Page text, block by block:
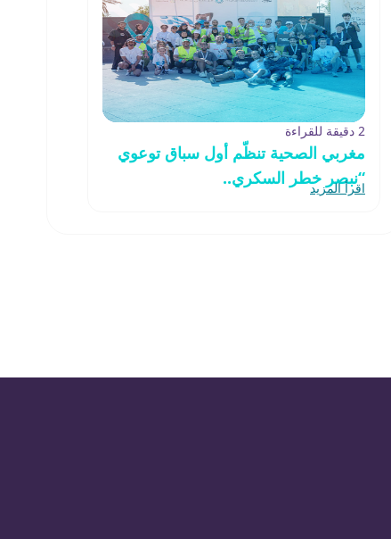
2 دقيقة للقراءة
مغربي الصحية تنظّم أول سباق توعوي
“نبصر خطر السكري..
اقرأ المزيد